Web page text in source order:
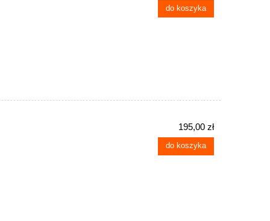
do koszyka
195,00 zł
do koszyka